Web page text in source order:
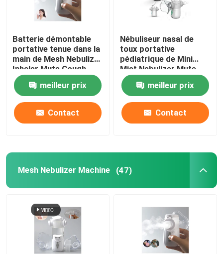
machine de nébulisation à domicile
Nébuliseur d'inhalateur d'asthme
Nébuliseur portatif pédiatrique
Disque en céramique piézoélectrique
Machine de nébuliseur d'enfants
Batterie démontable
portative tenue dans la
main de Mesh Nebulizer
Inhaler Mute Cough
meilleur prix
Contact
Nébuliseur nasal de
toux portative
pédiatrique de Mini
Mist Nebulizer Mute
Inhalator de bébé
meilleur prix
Contact
Mesh Nebulizer Machine (47)